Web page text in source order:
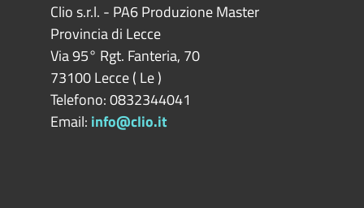
Clio s.r.l. - PA6 Produzione Master
Provincia di Lecce
Via 95° Rgt. Fanteria, 70
73100Lecce( Le)
Telefono: 0832344041
Email: info@clio.it